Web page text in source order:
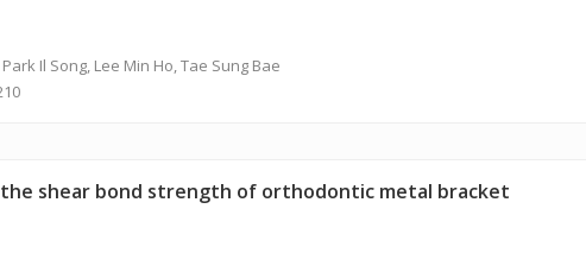
Il Song, Lee Min Ho, Tae Sung Bae
shear bond strength of orthodontic metal bracket